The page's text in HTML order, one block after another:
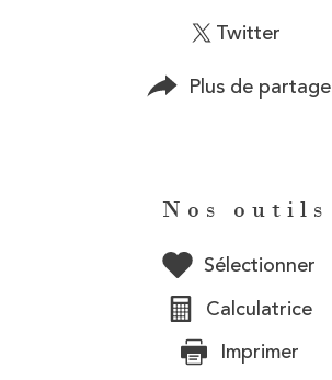
Twitter
Plus de partage
Nos outils
Sélectionner
Calculatrice
Imprimer